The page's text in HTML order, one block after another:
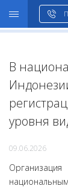
В
уровня
09.06.2026